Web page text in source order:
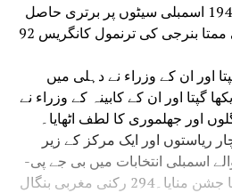
انتخابات کے رجحانات میں 194 اسمبلی سیٹوں پر برتری حاصل
کی ہے، جب کہ وزیر اعلیٰ ممتا بنرجی کی ترنمول کانگریس 92
اور ان کے وزراء نے دہلی میں
گپتا اور ان کے کابینہ کے وزراء نے
اور جھلموری کا لطف اٹھایا۔
ریاستوں اور ایک مرکز کے زیر
اسمبلی انتخابات میں بی جے پی-
این ڈی اے کی کارکردگی کا جشن منایا۔294 رکنی مغربی بنگال